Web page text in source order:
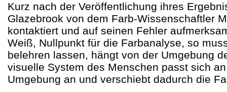
Kurz nach der Veröffentlichung ihres
Glazebrook von dem Farb-Wissenschaftler
kontaktiert und auf seinen Fehler
Weiß, Nullpunkt für die Farbanalyse, so
belehren lassen, hängt von der Umgebung
visuelle System des Menschen passt sich
Umgebung an und verschiebt dadurch die